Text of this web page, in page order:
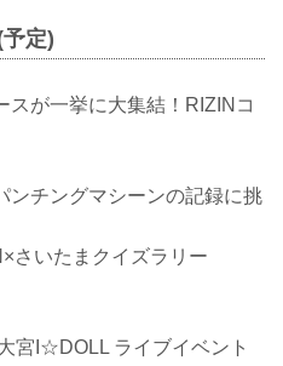
定)
スが一挙に大集結！RIZINコ
ンチングマシーンの記録に挑
さいたまクイズラリー
宮I☆DOLL ライブイベント